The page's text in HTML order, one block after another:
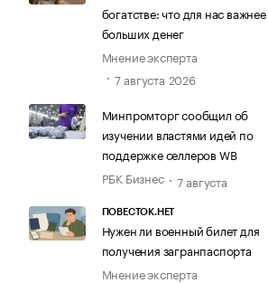
богатстве: что для нас важнее
больших денег
Мнение эксперта
7 августа 2026
Минпромторг сообщил об
изучении властями идей по
поддержке селлеров WB
РБК Бизнес
7 августа
ПОВЕСТОК.НЕТ
Нужен ли военный билет для
получения загранпаспорта
Мнение эксперта